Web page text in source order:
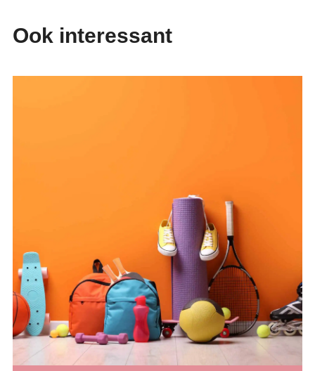
Ook interessant